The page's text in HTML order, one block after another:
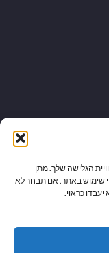
הגלישה שלך. מתן
שימוש באתר. אם תבחר לא
כראוי.